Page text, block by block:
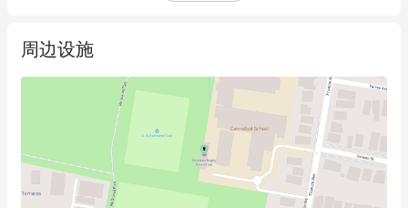
- 独立男女卫生间
- 配备户外座位的现场咖啡厅
- 比邻John R Turk、Bunnings、Fitness First、Reece Plumbing、
Repco等知名商户
周边设施